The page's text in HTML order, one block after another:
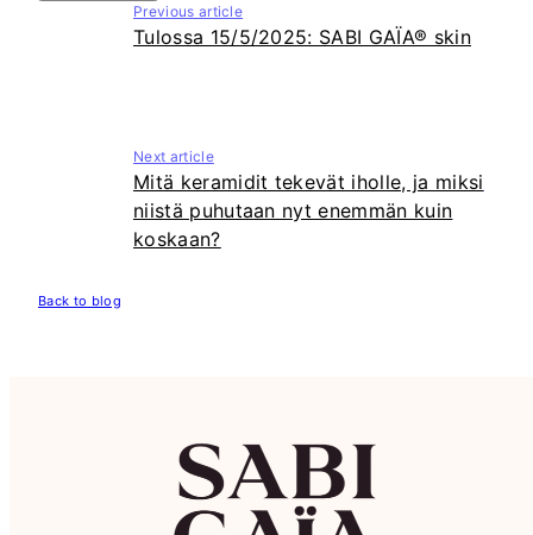
Previous article
Tulossa 15/5/2025: SABI GAÏA® skin
Next article
Mitä keramidit tekevät iholle, ja miksi
niistä puhutaan nyt enemmän kuin
koskaan?
Back to blog